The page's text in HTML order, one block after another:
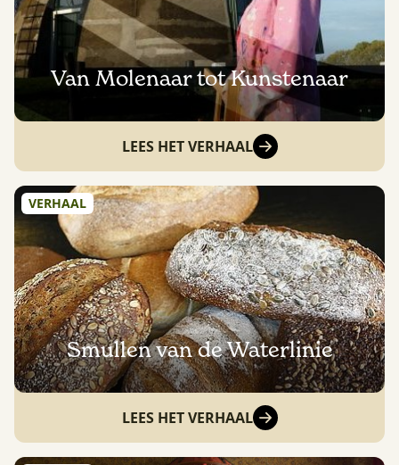
Van Molenaar tot Kunstenaar
LEES HET VERHAAL
VERHAAL
Smullen van de Waterlinie
LEES HET VERHAAL